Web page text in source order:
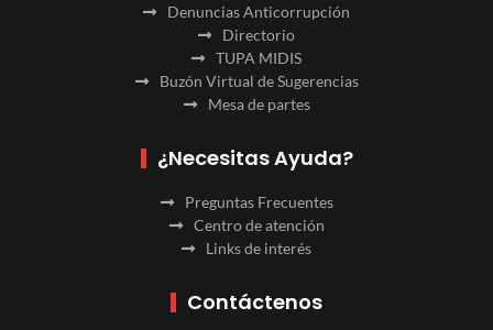
Denuncias Anticorrupción
Directorio
TUPA MIDIS
Buzón Virtual de Sugerencias
Mesa de partes
¿Necesitas Ayuda?
Preguntas Frecuentes
Centro de atención
Links de interés
Contáctenos